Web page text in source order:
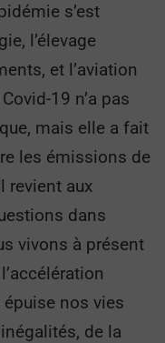
s’est
l’élevage
et l’aviation
19 n’a pas
mais elle a fait
les émissions de
revient aux
dans
vivons à présent
nos vies
de la